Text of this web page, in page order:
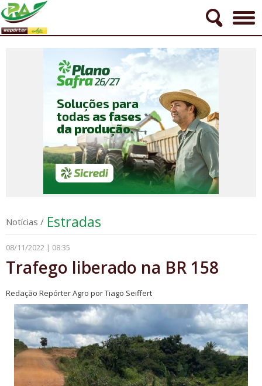
Notícias / Estradas
08/11/2022 | 08:35
Trafego liberado na BR 158
Redação Repórter Agro por Tiago Seiffert